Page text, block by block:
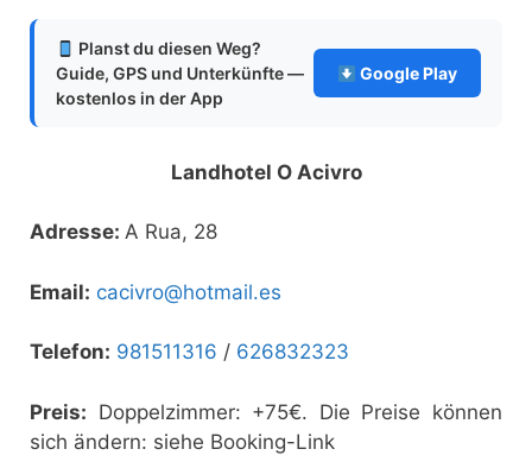
Planst du diesen Weg?
Guide, GPS und Unterkünfte —
kostenlos in der App
Google Play
Landhotel O Acivro
Adresse: A Rua, 28
Email: cacivro@hotmail.es
Telefon: 981511316 / 626832323
Preis: Doppelzimmer: +75€. Die Preise können
sich ändern: siehe Booking-Link